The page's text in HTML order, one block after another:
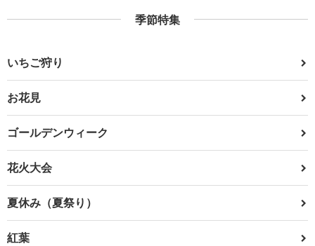
季節特集
いちご狩り
お花見
ゴールデンウィーク
花火大会
夏休み（夏祭り）
紅葉